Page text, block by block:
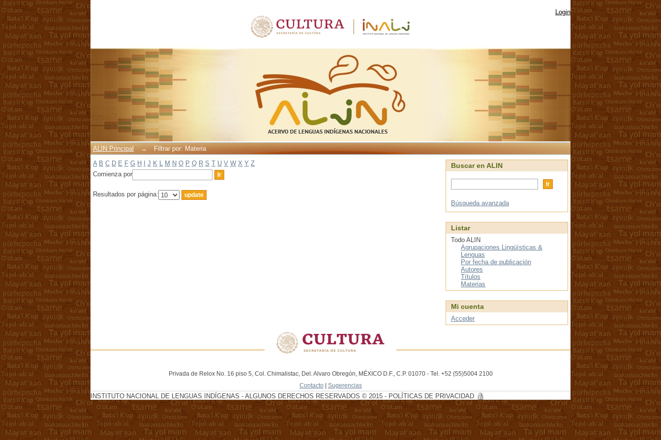
Login
ALIN Principal →
Filtrar por: Materia
A B C D E F G H J K L M N O P Q R S T U V W X Y Z
Comienza por
Resultados por página:
Buscar en ALIN
Búsqueda avanzada
Listar
Todo ALIN
Agrupaciones Lingüísticas &
Lenguas
Por fecha de publicación
Autores
Títulos
Materias
Mi cuenta
Acceder
Privada de Relox No. 16 piso 5, Col. Chimalistac, Del. Alvaro Obregón, MÉXICO D.F., C.P. 01070 - Tel. +52 (55)5004 2100
Contacto | Sugerencias
INSTITUTO NACIONAL DE LENGUAS INDÍGENAS - ALGUNOS DERECHOS RESERVADOS © 2015 - POLÍTICAS DE PRIVACIDAD